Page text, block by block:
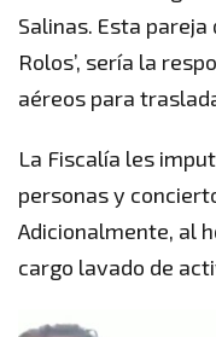
Salinas. Esta pareja
Rolos’, sería la
aéreos para
La Fiscalía les
personas y
Adicionalmente, al
cargo lavado de